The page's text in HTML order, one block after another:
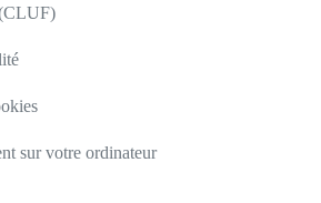
sur votre ordinateur